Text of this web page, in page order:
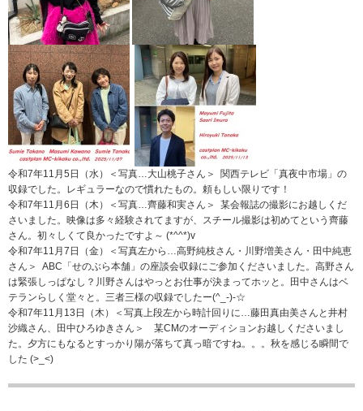
令和7年11月5日（水）＜写真…大山桃子さん＞ 関西テレビ「真夜中市場」の
収録でした。レギュラーなので慣れたもの。頼もしい限りです！
令和7年11月6日（木）＜写真…齊藤和実さん＞ 某会報誌の撮影にお越しくだ
さいました。映像は多々経験されてますが、スチール撮影は初めてという齊藤
さん。初々しくて良かったですよ～ (*^^*)v
令和7年11月7日（金）＜写真左から…高野純枝さん・川野増美さん・田中純恵
さん＞ ABC「せのぶら本舗」の座談会収録にご参加くださいました。高野さん
は緊張しっぱなし？川野さんはやっとお仕事が決まってホッと。田中さんはベ
テランらしく堂々と。三者三様の収録でしたー(^_-)-☆
令和7年11月13日（木）＜写真上段左から時計回りに…藤田真由美さんと井村
沙織さん、田中ひろゆきさん＞ 某CMのオーディションお越しくださいまし
た。夕方にもなるとすっかり陽が落ちて真っ暗ですね。。。秋を感じる瞬間で
した (>_<)